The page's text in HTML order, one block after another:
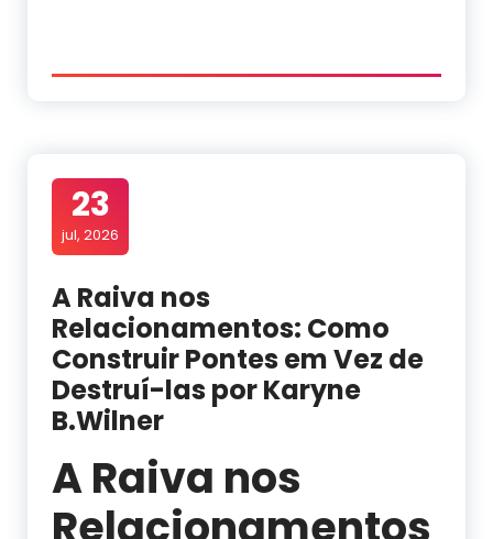
23
jul, 2026
A Raiva nos
Relacionamentos: Como
Construir Pontes em Vez de
Destruí-las por Karyne
B.Wilner
A Raiva nos